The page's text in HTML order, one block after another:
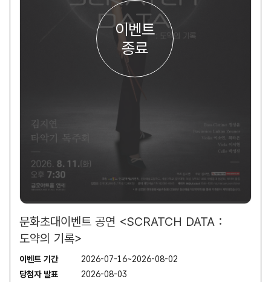
문화초대이벤트 공연 <SCRATCH DATA :
도약의 기록>
이벤트 기간
2026-07-16~2026-08-02
당첨자 발표
2026-08-03